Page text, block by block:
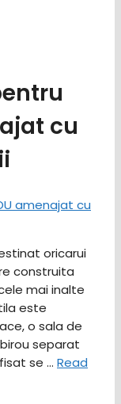
cu
oricarui
construita
mai inalte
este
o sala de
separat
se … Read